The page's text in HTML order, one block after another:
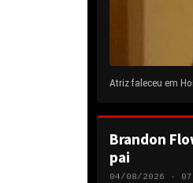
Atriz faleceu em
Brandon
pai
04/08/2026 ·